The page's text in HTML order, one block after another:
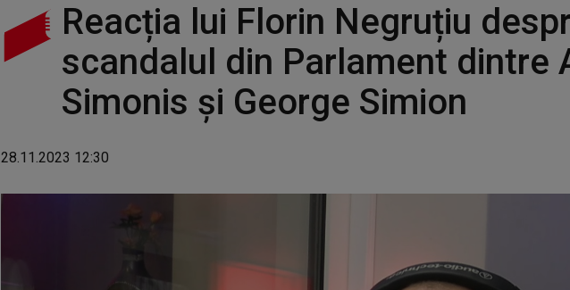
Reacția lui Florin Negruțiu
scandalul din Parlament dintre
Simonis și George Simion
28.11.2023 12:30